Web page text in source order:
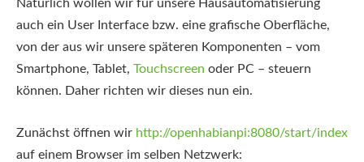
Natürlich wollen wir für unsere Hausautomatisierung
auch ein User Interface bzw. eine grafische Oberfläche,
von der aus wir unsere späteren Komponenten – vom
Smartphone, Tablet, Touchscreen oder PC – steuern
können. Daher richten wir dieses nun ein.
Zunächst öffnen wir http://openhabianpi:8080/start/index
auf einem Browser im selben Netzwerk: